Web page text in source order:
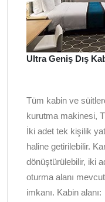
Ultra Geniş Dış
Tüm kabin ve
kurutma makinesi,
İki adet tek kişilik
haline getirilebilir.
dönüştürülebilir, iki
oturma alanı
imkanı. Kabin